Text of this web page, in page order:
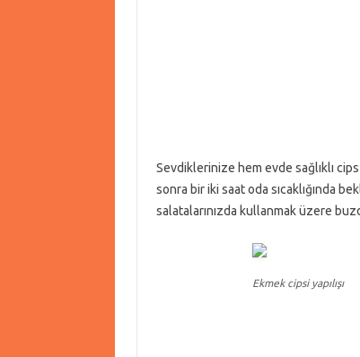
Sevdiklerinize hem evde sağlıklı
sonra bir iki saat oda sıcaklığında
salatalarınızda kullanmak üzere
Ekmek cipsi yapılışı